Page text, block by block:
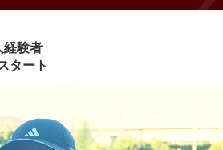
経験者
タート